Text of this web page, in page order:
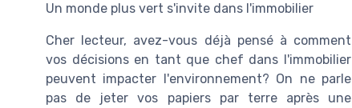
Un monde plus vert s'invite dans l'immobilier
Cher lecteur, avez-vous déjà pensé à comment
vos décisions en tant que chef dans l'immobilier
peuvent impacter l'environnement? On ne parle
pas de jeter vos papiers par terre après une